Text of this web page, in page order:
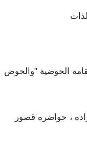
الحوضية "والحوض
، حواضره قصور